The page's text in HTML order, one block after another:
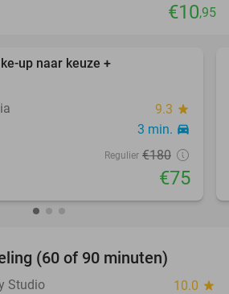
€10,95
favorite_border
up naar keuze +
9.3 star
3 min. directions_car
Regulier €180
€75
(60 of 90 minuten)
Studio 10.0 star